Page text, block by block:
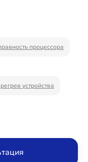
процессора
устройства